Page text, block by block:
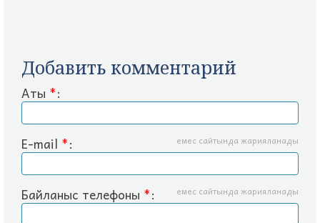
Добавить комментарий
Аты *:
E-mail *: емес сайтында жарияланады
Байланыс телефоны *: емес сайтында жарияланады